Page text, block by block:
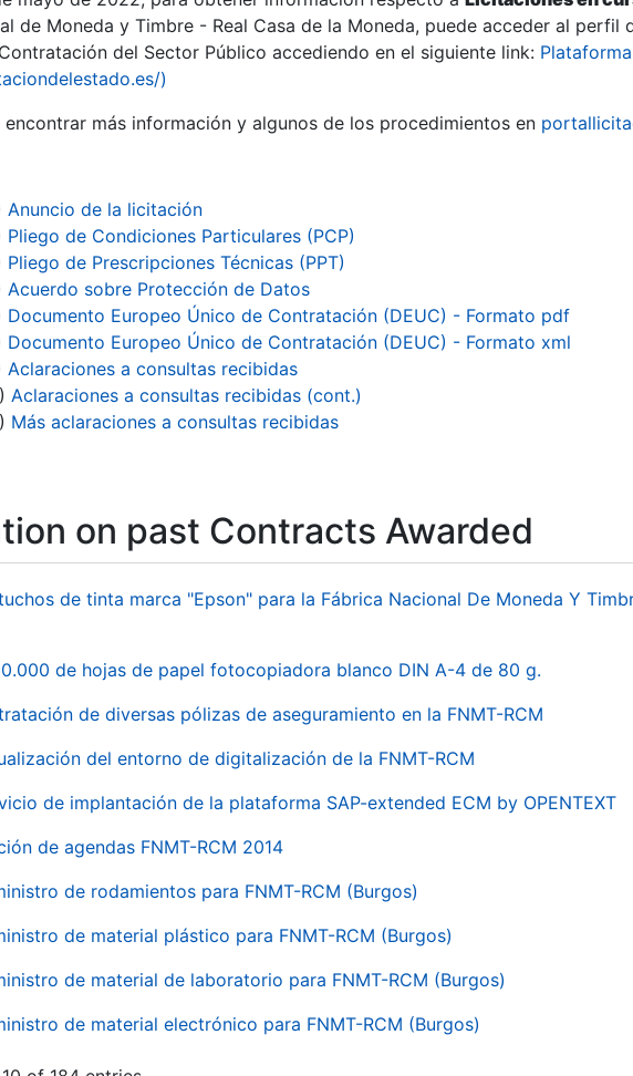
de Moneda y Timbre - Real Casa de la Moneda, puede acceder al perfil
del Sector Público accediendo en el siguiente link:
)
encontrar más información y algunos de los procedimientos en
Anuncio de la licitación
Pliego de Condiciones Particulares (PCP)
Pliego de Prescripciones Técnicas (PPT)
Acuerdo sobre Protección de Datos
Documento Europeo Único de Contratación (DEUC) - Formato pdf
Documento Europeo Único de Contratación (DEUC) - Formato xml
Aclaraciones a consultas recibidas
Aclaraciones a consultas recibidas (cont.)
Más aclaraciones a consultas recibidas
on past Contracts Awarded
de tinta marca "Epson" para la Fábrica Nacional De Moneda Y
de hojas de papel fotocopiadora blanco DIN A-4 de 80 g.
de diversas pólizas de aseguramiento en la FNMT-RCM
del entorno de digitalización de la FNMT-RCM
de implantación de la plataforma SAP-extended ECM by OPENTEXT
de agendas FNMT-RCM 2014
de rodamientos para FNMT-RCM (Burgos)
de material plástico para FNMT-RCM (Burgos)
de material de laboratorio para FNMT-RCM (Burgos)
de material electrónico para FNMT-RCM (Burgos)